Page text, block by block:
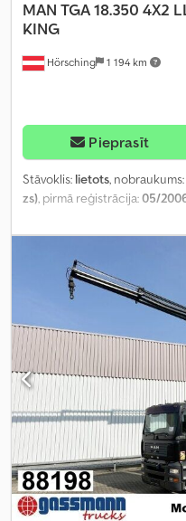
Hörsching 1 194 km
MAN TGA 18.350 4X2
KING
Pieprasīt
Stāvoklis: lietots, nobraukums:
zs), pirmā reģistrācija:05/
centrālā atslēga,